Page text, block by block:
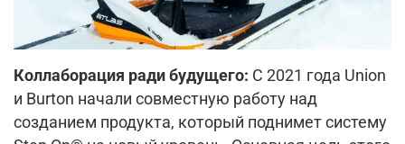
Коллаборация ради будущего: С 2021 года Union
и Burton начали совместную работу над
созданием продукта, который поднимет систему